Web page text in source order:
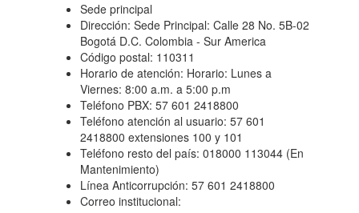
Sede principal
Dirección: Sede Principal: Calle 28 No. 5B-02
Bogotá D.C. Colombia - Sur America
Código postal: 110311
Horario de atención: Horario: Lunes a
Viernes: 8:00 a.m. a 5:00 p.m
Teléfono PBX: 57 601 2418800
Teléfono atención al usuario: 57 601
2418800 extensiones 100 y 101
Teléfono resto del país: 018000 113044 (En
Mantenimiento)
Línea Anticorrupción: 57 601 2418800
Correo institucional: